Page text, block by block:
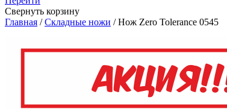
Свернуть корзину
Главная /Складные ножи /Нож Zero Tolerance 0545